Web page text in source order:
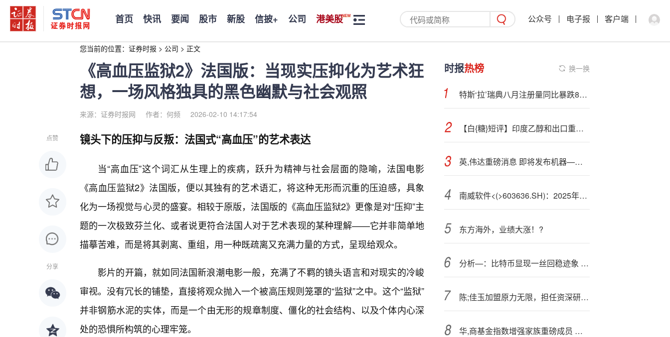
首页 快讯 要闻 股市 新股 信披+ 公司 港美股 公众号 电子报 客户端
您当前的位置： 证券时报 > 公司 > 正文
《高血压监狱2》法国版：当现实压抑化为艺术狂
想，一场风格独具的黑色幽默与社会观照
来源：证券时报网 作者：何频 2026-02-10 14:17:54
点赞
分享
镜头下的压抑与反叛：法国式“高血压”的艺术表达
当“高血压”这个词汇从生理上的疾病，跃升为精神与社会层面的隐喻，法国电影
《高血压监狱2》法国版，便以其独有的艺术语汇，将这种无形而沉重的压迫感，具象
化为一场视觉与心灵的盛宴。相较于原版，法国版的《高血压监狱2》更像是对“压抑”主
题的一次极致芬兰化、或者说更符合法国人对于艺术表现的某种理解——它并非简单地
描摹苦难，而是将其剥离、重组，用一种既疏离又充满力量的方式，呈现给观众。
影片的开篇，就如同法国新浪潮电影一般，充满了不羁的镜头语言和对现实的冷峻
审视。没有冗长的铺垫，直接将观众抛入一个被高压规则笼罩的“监狱”之中。这个“监狱”
并非钢筋水泥的实体，而是一个由无形的规章制度、僵化的社会结构、以及个体内心深
处的恐惧所构筑的心理牢笼。
时报热榜 换一换
特斯‘拉’瑞典八月注册量同比暴跌84%
【白{糖}短评】印度乙醇和出口重估，平衡表再平衡
英,伟达重磅消息 即将发布机器—人“新大脑”技术
南威软件<(>603636.SH)：2025年三季报净利润为-1.01亿元
东方海外，业绩大涨！?
分析—：比特币显现一丝回稳迹象 美联储降息预期再成焦点
陈;佳玉加盟原力无限，担任资深研究科学家
华,商基金指数增强家族重磅成员 华商沪深300指数增强即将结募